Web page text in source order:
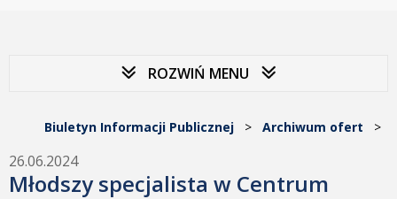
ROZWIŃ MENU
Biuletyn Informacji Publicznej > Archiwum ofert >
26.06.2024
Młodszy specjalista w Centrum